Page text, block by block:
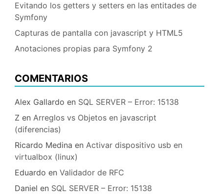
Evitando los getters y setters en las entitades de
Symfony
Capturas de pantalla con javascript y HTML5
Anotaciones propias para Symfony 2
COMENTARIOS
Alex Gallardo en SQL SERVER – Error: 15138
Z en Arreglos vs Objetos en javascript
(diferencias)
Ricardo Medina en Activar dispositivo usb en
virtualbox (linux)
Eduardo en Validador de RFC
Daniel en SQL SERVER – Error: 15138